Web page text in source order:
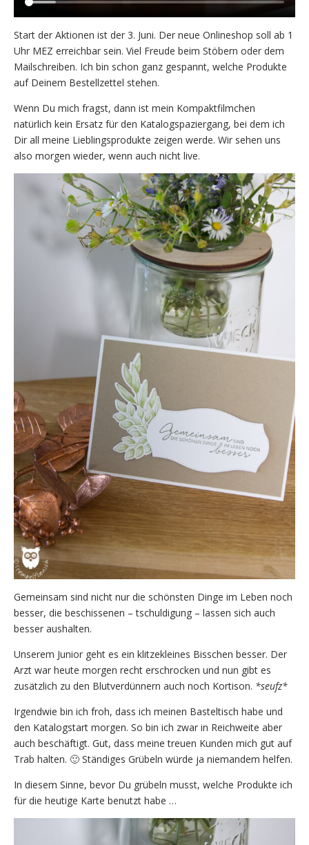
Start der Aktionen ist der 3. Juni. Der neue Onlineshop soll ab 1
Uhr MEZ erreichbar sein. Viel Freude beim Stöbern oder dem
Mailschreiben. Ich bin schon ganz gespannt, welche Produkte
auf Deinem Bestellzettel stehen.
Wenn Du mich fragst, dann ist mein Kompaktfilmchen
natürlich kein Ersatz für den Katalogspaziergang, bei dem ich
Dir all meine Lieblingsprodukte zeigen werde. Wir sehen uns
also morgen wieder, wenn auch nicht live.
Gemeinsam sind nicht nur die schönsten Dinge im Leben noch
besser, die beschissenen – tschuldigung – lassen sich auch
besser aushalten.
Unserem Junior geht es ein klitzekleines Bisschen besser. Der
Arzt war heute morgen recht erschrocken und nun gibt es
zusätzlich zu den Blutverdünnern auch noch Kortison. *seufz*
Irgendwie bin ich froh, dass ich meinen Basteltisch habe und
den Katalogstart morgen. So bin ich zwar in Reichweite aber
auch beschäftigt. Gut, dass meine treuen Kunden mich gut auf
Trab halten. 🙂 Ständiges Grübeln würde ja niemandem helfen.
In diesem Sinne, bevor Du grübeln musst, welche Produkte ich
für die heutige Karte benutzt habe …